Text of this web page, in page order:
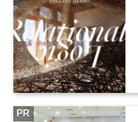
PR